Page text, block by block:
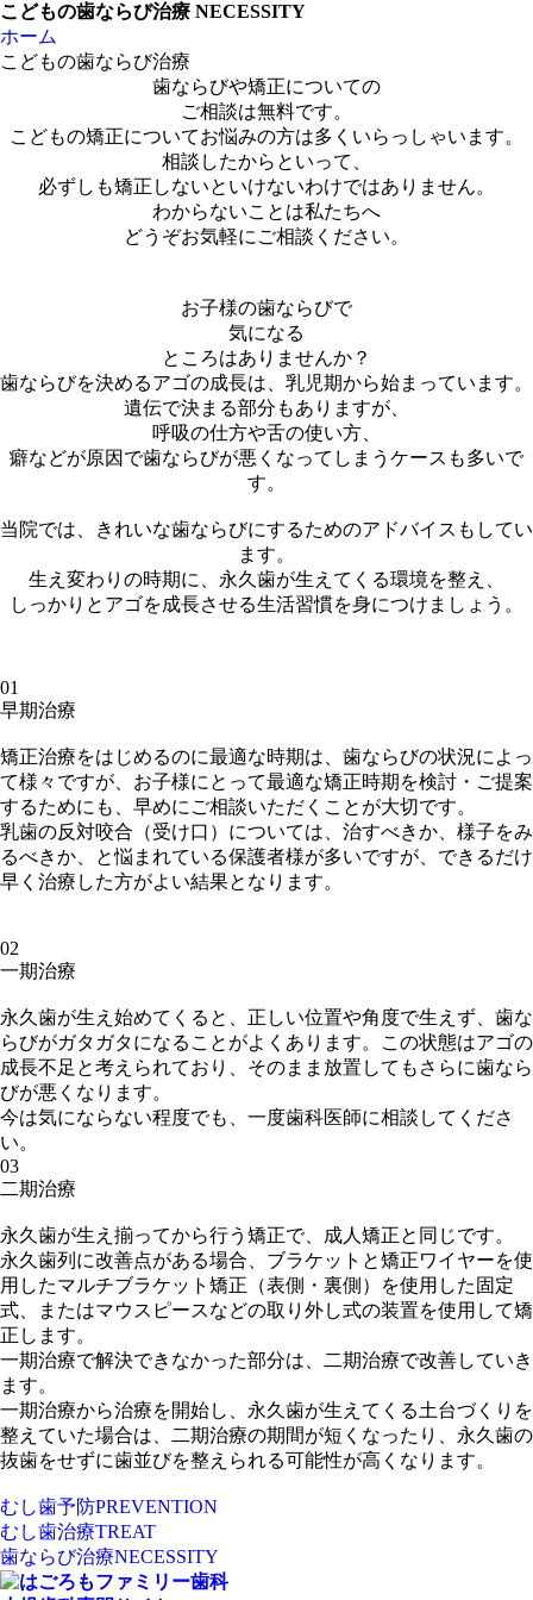
こどもの歯ならび治療 NECESSITY
ホーム
こどもの歯ならび治療
歯ならびや矯正についての
ご相談は無料です。
こどもの矯正についてお悩みの方は多くいらっしゃいます。
相談したからといって、
必ずしも矯正しないといけないわけではありません。
わからないことは私たちへ
どうぞお気軽にご相談ください。
お子様の歯ならびで
気になる
ところはありませんか？
歯ならびを決めるアゴの成長は、乳児期から始まっています。
遺伝で決まる部分もありますが、
呼吸の仕方や舌の使い方、
癖などが原因で歯ならびが悪くなってしまうケースも多いで
す。
当院では、きれいな歯ならびにするためのアドバイスもしてい
ます。
生え変わりの時期に、永久歯が生えてくる環境を整え、
しっかりとアゴを成長させる生活習慣を身につけましょう。
01
早期治療
矯正治療をはじめるのに最適な時期は、歯ならびの状況によっ
て様々ですが、お子様にとって最適な矯正時期を検討・ご提案
するためにも、早めにご相談いただくことが大切です。
乳歯の反対咬合（受け口）については、治すべきか、様子をみ
るべきか、と悩まれている保護者様が多いですが、できるだけ
早く治療した方がよい結果となります。
02
一期治療
永久歯が生え始めてくると、正しい位置や角度で生えず、歯な
らびがガタガタになることがよくあります。この状態はアゴの
成長不足と考えられており、そのまま放置してもさらに歯なら
びが悪くなります。
今は気にならない程度でも、一度歯科医師に相談してくださ
い。
03
二期治療
永久歯が生え揃ってから行う矯正で、成人矯正と同じです。
永久歯列に改善点がある場合、ブラケットと矯正ワイヤーを使
用したマルチブラケット矯正（表側・裏側）を使用した固定
式、またはマウスピースなどの取り外し式の装置を使用して矯
正します。
一期治療で解決できなかった部分は、二期治療で改善していき
ます。
一期治療から治療を開始し、永久歯が生えてくる土台づくりを
整えていた場合は、二期治療の期間が短くなったり、永久歯の
抜歯をせずに歯並びを整えられる可能性が高くなります。
むし歯予防PREVENTION
むし歯治療TREAT
歯ならび治療NECESSITY